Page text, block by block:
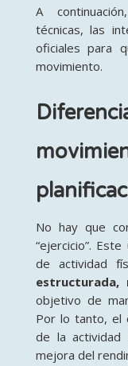
A
técnicas, las
oficiales para
movimiento.
No hay que
“ejercicio”. Este
de actividad
estructurada,
objetivo de
Por lo tanto, el
de la actividad
mejora del